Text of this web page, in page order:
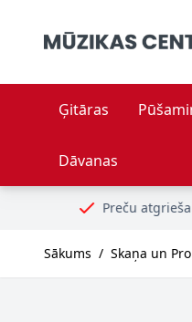
Ģitāras
Dāvanas
atgriešana 14 dienas
Sākums / Skaņa un